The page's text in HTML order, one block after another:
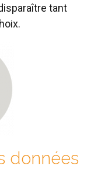
tant
données